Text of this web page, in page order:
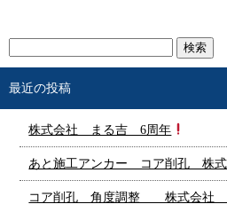
最近の投稿
株式会社 まる吉 6周年
あと施工アンカー コア削孔 株式
コア削孔 角度調整 株式会社